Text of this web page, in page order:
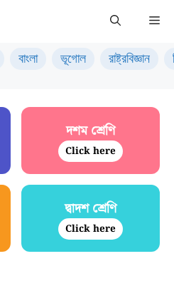
বাংলা ভূগোল রাষ্ট্রবিজ্ঞান
দশম শ্রেণি
Click here
দ্বাদশ শ্রেণি
Click here